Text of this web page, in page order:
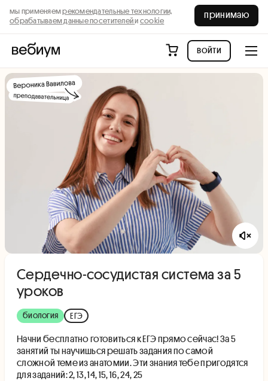
мы применяемрекомендательные технологии,
обрабатываем данные посетителейи cookie
принимаю
войти
Сердечно-сосудистая система за 5
уроков
биология ЕГЭ
Начни бесплатно готовиться к ЕГЭ прямо сейчас! За 5
занятий ты научишься решать задания по самой
сложной теме из анатомии. Эти знания тебе пригодятся
для заданий: 2, 13, 14, 15, 16, 24, 25